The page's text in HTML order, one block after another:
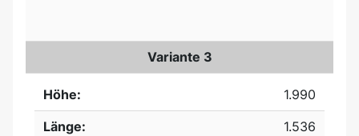
Variante 3
Höhe:
1.990
Länge:
1.536